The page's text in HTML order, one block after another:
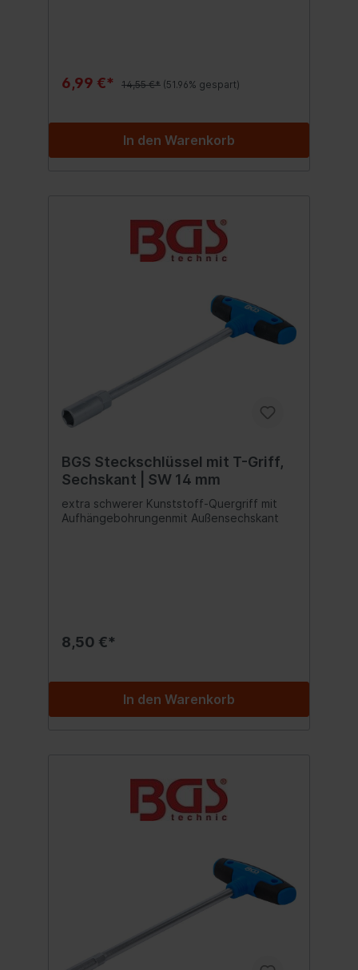
6,99 €* 14,55 €* (51.96% gespart)
In den Warenkorb
BGS Steckschlüssel mit T-Griff,
Sechskant | SW 14 mm
extra schwerer Kunststoff-Quergriff mit
Aufhängebohrungenmit Außensechskant
8,50 €*
In den Warenkorb